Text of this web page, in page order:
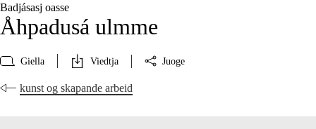
Badjásasj oasse
Åhpadusá ulmme
Giella Viedtja Juoge
kunst og skapande arbeid